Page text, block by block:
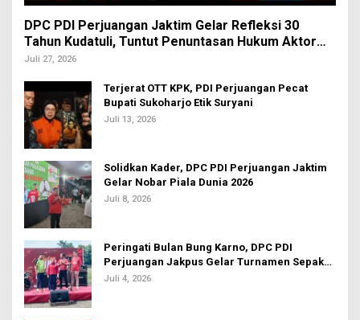
DPC PDI Perjuangan Jaktim Gelar Refleksi 30
Tahun Kudatuli, Tuntut Penuntasan Hukum Aktor
Intelektual
Juli 27, 2026
Terjerat OTT KPK, PDI Perjuangan Pecat
Bupati Sukoharjo Etik Suryani
Juli 13, 2026
Solidkan Kader, DPC PDI Perjuangan Jaktim
Gelar Nobar Piala Dunia 2026
Juli 8, 2026
Peringati Bulan Bung Karno, DPC PDI
Perjuangan Jakpus Gelar Turnamen Sepak
Bola U-20
Juli 4, 2026